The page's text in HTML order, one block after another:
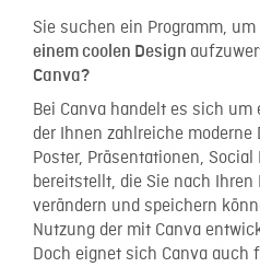
Sie suchen ein Programm, um
einem coolen Design
Canva?
Bei Canva handelt es sich
der Ihnen zahlreiche
Poster, Präsentationen, Social
bereitstellt, die Sie nach Ihren
verändern und speichern
Nutzung der mit Canva
Doch eignet sich Canva auch